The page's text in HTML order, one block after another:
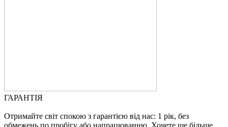
ГАРАНТІЯ
Отримайте світ спокою з гарантією від нас: 1 рік, без
обмежень по пробігу або напрацюванню. Хочете ще більше